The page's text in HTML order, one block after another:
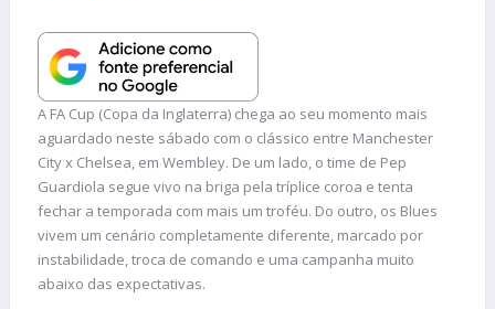
A FA Cup (Copa da Inglaterra) chega ao seu momento mais
aguardado neste sábado com o clássico entre Manchester
City x Chelsea, em Wembley. De um lado, o time de Pep
Guardiola segue vivo na briga pela tríplice coroa e tenta
fechar a temporada com mais um troféu. Do outro, os Blues
vivem um cenário completamente diferente, marcado por
instabilidade, troca de comando e uma campanha muito
abaixo das expectativas.